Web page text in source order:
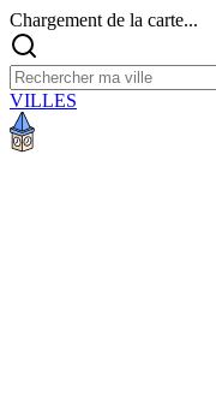
Chargement de la carte...
VILLES